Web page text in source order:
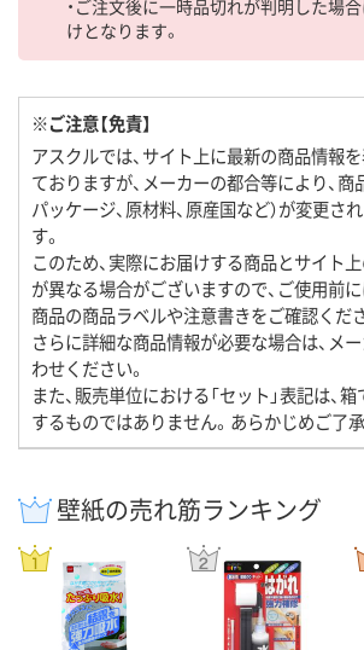
・ご注文後に一時品切れが判明した場
けとなります。
※ご注意【免責】
アスクルでは、サイト上に最新の商品情報
ておりますが、メーカーの都合等により、商品
パッケージ、原材料、原産国など）が変更さ
す。
このため、実際にお届けする商品とサイト
が異なる場合がございますので、ご使用前
商品の商品ラベルや注意書きをご確認くださ
さらに詳細な商品情報が必要な場合は、メ
わせください。
また、販売単位における「セット」表記は、
するものではありません。あらかじめご了承
壁紙の売れ筋ランキング